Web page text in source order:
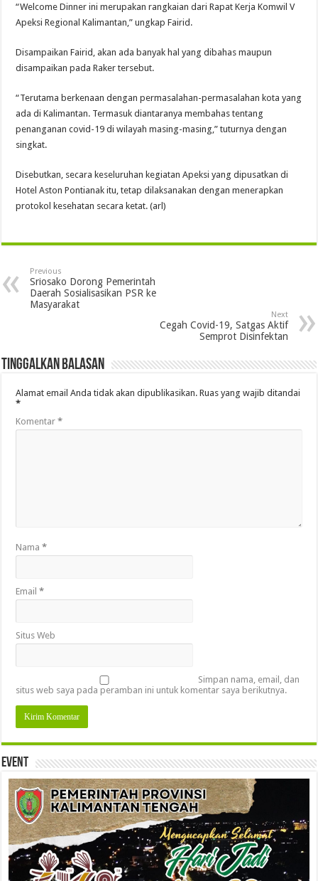
“Welcome Dinner ini merupakan rangkaian dari Rapat Kerja Komwil V
Apeksi Regional Kalimantan,” ungkap Fairid.
Disampaikan Fairid, akan ada banyak hal yang dibahas maupun
disampaikan pada Raker tersebut.
“Terutama berkenaan dengan permasalahan-permasalahan kota yang
ada di Kalimantan. Termasuk diantaranya membahas tentang
penanganan covid-19 di wilayah masing-masing,” tuturnya dengan
singkat.
Disebutkan, secara keseluruhan kegiatan Apeksi yang dipusatkan di
Hotel Aston Pontianak itu, tetap dilaksanakan dengan menerapkan
protokol kesehatan secara ketat. (arl)
Previous
Sriosako Dorong Pemerintah
Daerah Sosialisasikan PSR ke
Masyarakat
Next
Cegah Covid-19, Satgas Aktif
Semprot Disinfektan
Tinggalkan Balasan
Alamat email Anda tidak akan dipublikasikan. Ruas yang wajib ditandai
*
Komentar*
Nama*
Email*
Situs Web
Simpan nama, email, dan
situs web saya pada peramban ini untuk komentar saya berikutnya.
Event